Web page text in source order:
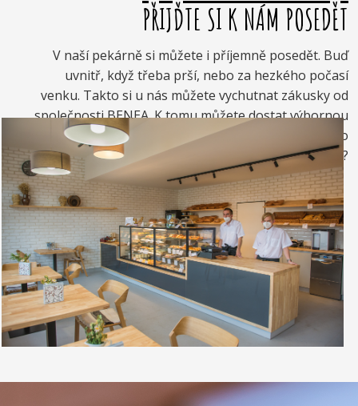
PŘIJĎTE SI K NÁM POSEDĚT
V naší pekárně si můžete i příjemně posedět. Buď
uvnitř, když třeba prší, nebo za hezkého počasí
venku. Takto si u nás můžete vychutnat zákusky od
společnosti BENEA. K tomu můžete dostat výbornou
kávou. Nebo si raději dáte zrmzlinový pohár nebo
vynikající točenou zmrzlinu?